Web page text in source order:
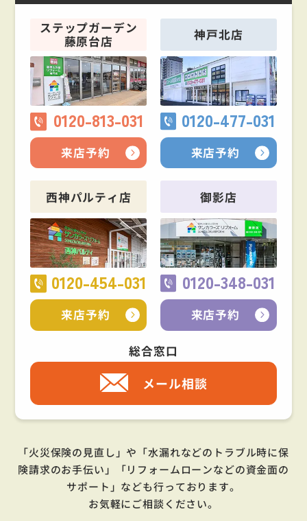
ステップガーデン
藤原台店
0120-813-031
来店予約
神戸北店
0120-477-031
来店予約
西神パルティ店
0120-454-031
来店予約
御影店
0120-348-031
来店予約
総合窓口
メール相談
「火災保険の見直し」や「水漏れなどのトラブル時に保
険請求のお手伝い」「リフォームローンなどの資金面の
サポート」 なども行っております。
お気軽にご相談ください。